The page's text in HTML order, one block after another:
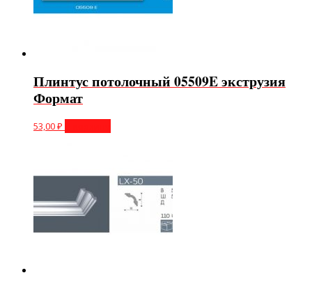
Плинтус потолочный 05509E экструзия
Формат
53,00₽